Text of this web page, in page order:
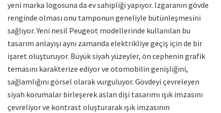
yeni marka logosuna da ev sahipliği yapıyor. Izgaranın gövde
renginde olması onu tamponun geneliyle bütünleşmesini
sağlıyor. Yeni nesil Peugeot modellerinde kullanılan bu
tasarım anlayışı aynı zamanda elektrikliye geçiş için de bir
işaret oluşturuyor. Büyük siyah yüzeyler, ön cephenin grafik
temasını karakterize ediyor ve otomobilin genişliğini,
sağlamlığını görsel olarak vurguluyor. Gövdeyi çevreleyen
siyah korumalar birleşerek aslan dişi tasarımı ışık imzasını
çevreliyor ve kontrast oluşturarak ışık imzasının